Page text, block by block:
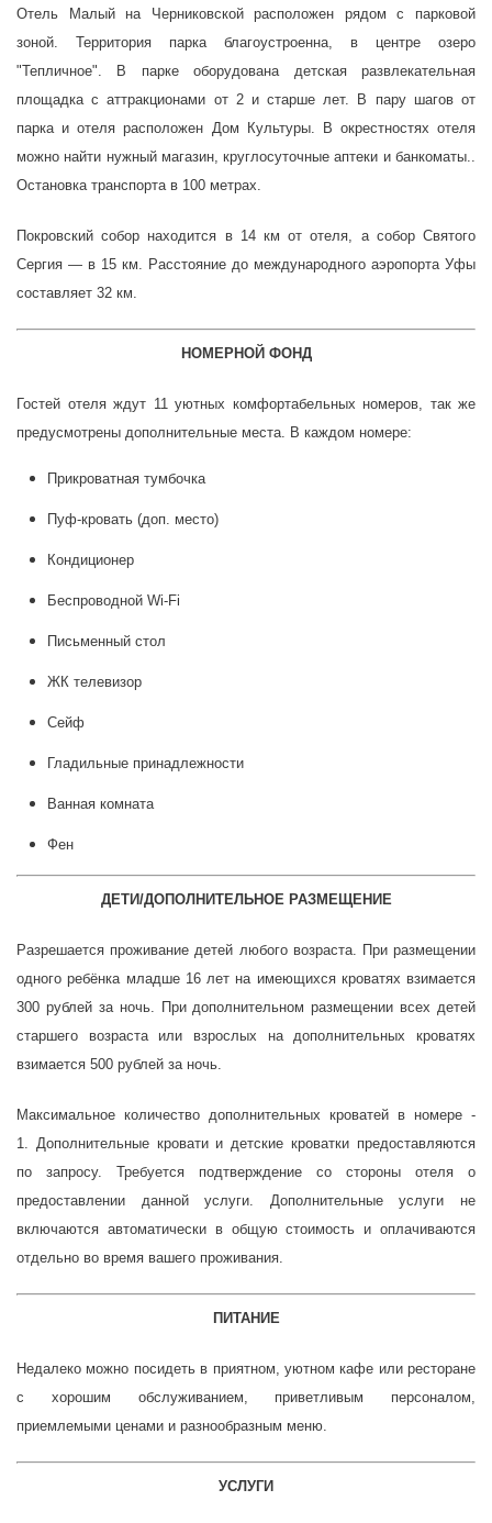
Отель Малый на Черниковской расположен рядом с парковой
зоной. Территория парка благоустроенна, в центре озеро
"Тепличное". В парке оборудована детская развлекательная
площадка с аттракционами от 2 и старше лет. В пару шагов от
парка и отеля расположен Дом Культуры. В окрестностях отеля
можно найти нужный магазин, круглосуточные аптеки и банкоматы..
Остановка транспорта в 100 метрах.
Покровский собор находится в 14 км от отеля, а собор Святого
Сергия — в 15 км. Расстояние до международного аэропорта Уфы
составляет 32 км.
НОМЕРНОЙ ФОНД
Гостей отеля ждут 11 уютных комфортабельных номеров, так же
предусмотрены дополнительные места. В каждом номере:
Прикроватная тумбочка
Пуф-кровать (доп. место)
Кондиционер
Беспроводной Wi-Fi
Письменный стол
ЖК телевизор
Сейф
Гладильные принадлежности
Ванная комната
Фен
ДЕТИ/ДОПОЛНИТЕЛЬНОЕ РАЗМЕЩЕНИЕ
Разрешается проживание детей любого возраста. При размещении
одного ребёнка младше 16 лет на имеющихся кроватях взимается
300 рублей за ночь. При дополнительном размещении всех детей
старшего возраста или взрослых на дополнительных кроватях
взимается 500 рублей за ночь.
Максимальное количество дополнительных кроватей в номере -
1. Дополнительные кровати и детские кроватки предоставляются
по запросу. Требуется подтверждение со стороны отеля о
предоставлении данной услуги. Дополнительные услуги не
включаются автоматически в общую стоимость и оплачиваются
отдельно во время вашего проживания.
ПИТАНИЕ
Недалеко можно посидеть в приятном, уютном кафе или ресторане
с хорошим обслуживанием, приветливым персоналом,
приемлемыми ценами и разнообразным меню.
УСЛУГИ